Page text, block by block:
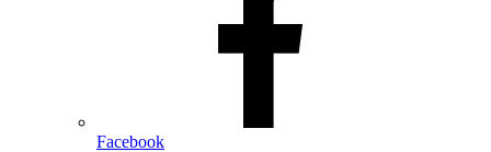
Facebook